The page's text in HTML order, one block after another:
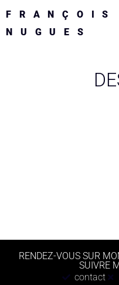
FRANÇOIS
NUGUES
RENDEZ-VOUS SUR
SUIVRE
contact